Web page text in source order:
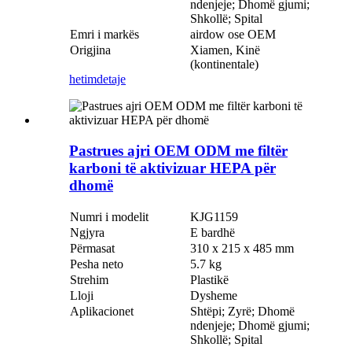
ndenjeje; Dhomë gjumi;
Shkollë; Spital
Emri i markës
airdow ose OEM
Origjina
Xiamen, Kinë
(kontinentale)
hetimdetaje
Pastrues ajri OEM ODM me filtër
karboni të aktivizuar HEPA për
dhomë
Numri i modelit
KJG1159
Ngjyra
E bardhë
Përmasat
310 x 215 x 485 mm
Pesha neto
5.7 kg
Strehim
Plastikë
Lloji
Dysheme
Aplikacionet
Shtëpi; Zyrë; Dhomë
ndenjeje; Dhomë gjumi;
Shkollë; Spital